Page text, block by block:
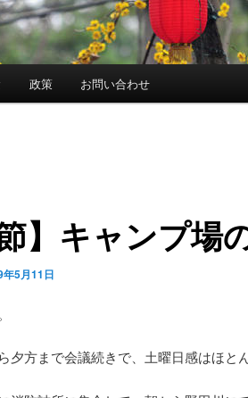
政策 お問い合わせ
節】キャンプ場
5月11日
夕方まで会議続きで、土曜日感はほと